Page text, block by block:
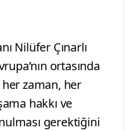
Nilüfer Çınarlı
ortasında
zaman, her
hakkı ve
gerektiğini